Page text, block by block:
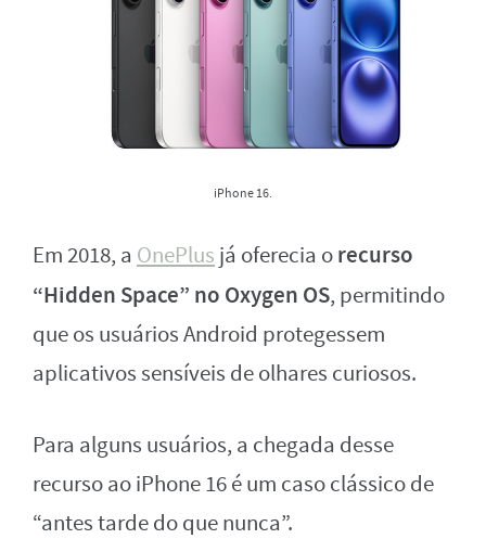
iPhone 16.
Em 2018, a OnePlus já oferecia orecurso
“Hidden Space” no Oxygen OS, permitindo
que os usuários Android protegessem
aplicativos sensíveis de olhares curiosos.
Para alguns usuários, a chegada desse
recurso ao iPhone 16 é um caso clássico de
“antes tarde do que nunca”.